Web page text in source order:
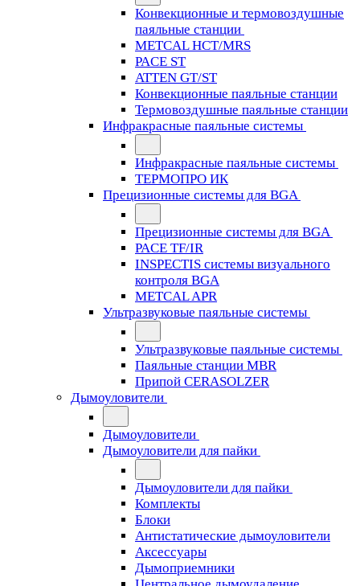
Конвекционные и термовоздушные
паяльные станции
METCAL HCT/MRS
PACE ST
ATTEN GT/ST
Конвекционные паяльные станции
Термовоздушные паяльные станции
Инфракрасные паяльные системы
Инфракрасные паяльные системы
ТЕРМОПРО ИК
Прецизионные системы для BGA
Прецизионные системы для BGA
PACE TF/IR
INSPECTIS системы визуального
контроля BGA
METCAL APR
Ультразвуковые паяльные системы
Ультразвуковые паяльные системы
Паяльные станции MBR
Припой CERASOLZER
Дымоуловители
Дымоуловители
Дымоуловители для пайки
Дымоуловители для пайки
Комплекты
Блоки
Антистатические дымоуловители
Аксессуары
Дымоприемники